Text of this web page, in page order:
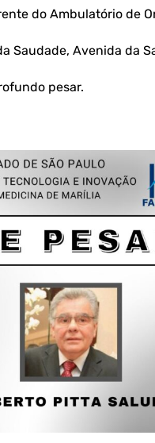
do Ambulatório de
Saudade, Avenida
pesar.